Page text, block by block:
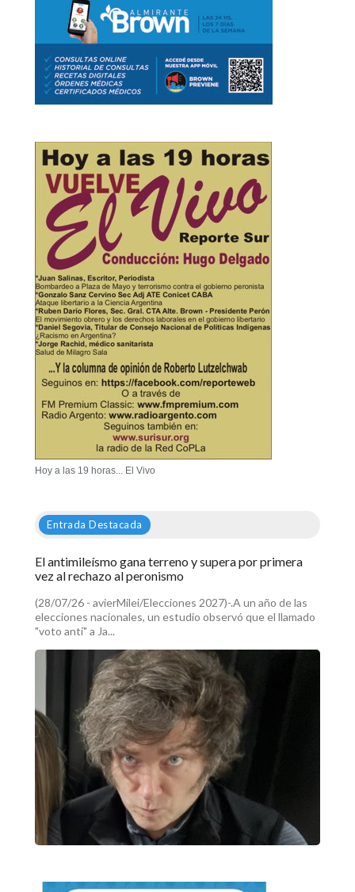
Hoy a las 19 horas... El Vivo
Entrada Destacada
El antimileísmo gana terreno y supera por primera
vez al rechazo al peronismo
(28/07/26 - avierMilei/Elecciones 2027)-.A un año de las
elecciones nacionales, un estudio observó que el llamado
"voto anti" a Ja...